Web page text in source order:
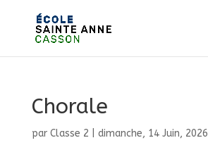
Chorale
par Classe 2 dimanche, 14 Juin, 2026